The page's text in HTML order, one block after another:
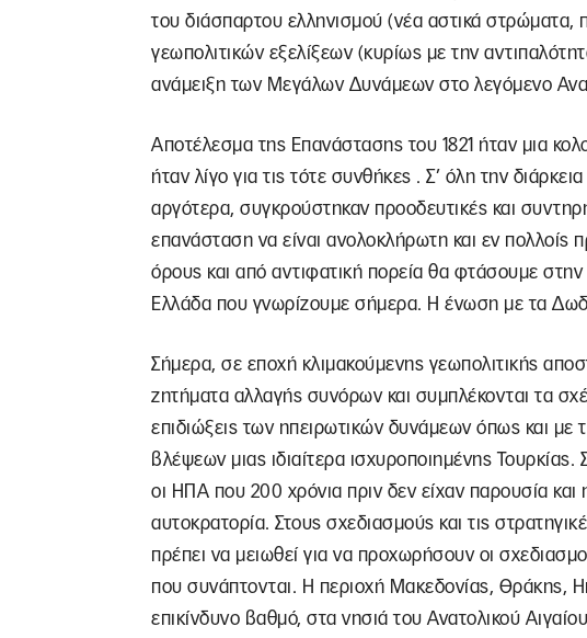
του διάσπαρτου ελληνισμού (νέα αστικά στρώματα,
γεωπολιτικών εξελίξεων (κυρίως με την
ανάμειξη των Μεγάλων Δυνάμεων στο λεγόμενο
Αποτέλεσμα της Επανάστασης του 1821 ήταν μια
ήταν λίγο για τις τότε συνθήκες . Σ’ όλη την
αργότερα, συγκρούστηκαν προοδευτικές και
επανάσταση να είναι ανολοκλήρωτη και εν
όρους και από αντιφατική πορεία θα φτάσουμε
Ελλάδα που γνωρίζουμε σήμερα. Η ένωση με τα
Σήμερα, σε εποχή κλιμακούμενης γεωπολιτικής
ζητήματα αλλαγής συνόρων και συμπλέκονται τα
επιδιώξεις των ηπειρωτικών δυνάμεων όπως και
βλέψεων μιας ιδιαίτερα ισχυροποιημένης
οι ΗΠΑ που 200 χρόνια πριν δεν είχαν παρουσία και
αυτοκρατορία. Στους σχεδιασμούς και τις
πρέπει να μειωθεί για να προχωρήσουν οι
που συνάπτονται. Η περιοχή Μακεδονίας, Θράκης,
επικίνδυνο βαθμό, στα νησιά του Ανατολικού